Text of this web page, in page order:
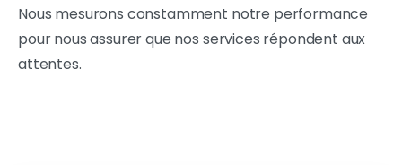
Nous mesurons constamment notre performance
pour nous assurer que nos services répondent aux
attentes.